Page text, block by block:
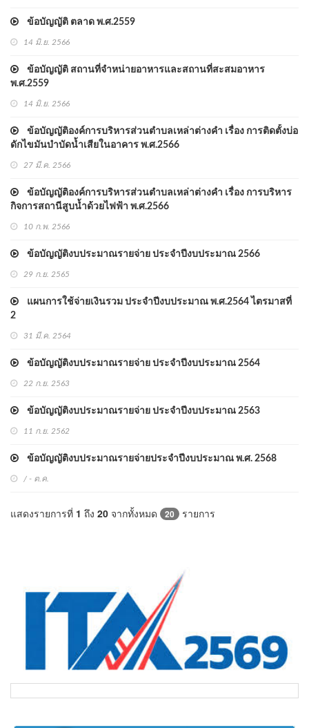
ข้อบัญญัติ ตลาด พ.ศ.2559
14 มิ.ย. 2566
ข้อบัญญัติ สถานที่จำหน่ายอาหารและสถานที่สะสมอาหาร
พ.ศ.2559
14 มิ.ย. 2566
ข้อบัญญัติองค์การบริหารส่วนตำบลเหล่าต่างคำ เรื่อง การติดตั้งบ่อ
ดักไขมันบำบัดน้ำเสียในอาคาร พ.ศ.2566
27 มี.ค. 2566
ข้อบัญญัติองค์การบริหารส่วนตำบลเหล่าต่างคำ เรื่อง การบริหาร
กิจการสถานีสูบน้ำด้วยไฟฟ้า พ.ศ.2566
10 ก.พ. 2566
ข้อบัญญัติงบประมาณรายจ่าย ประจําปีงบประมาณ 2566
29 ก.ย. 2565
แผนการใช้จ่ายเงินรวม ประจำปีงบประมาณ พ.ศ.2564 ไตรมาสที่
2
31 มี.ค. 2564
ข้อบัญญัติงบประมาณรายจ่าย ประจําปีงบประมาณ 2564
22 ก.ย. 2563
ข้อบัญญัติงบประมาณรายจ่าย ประจําปีงบประมาณ 2563
11 ก.ย. 2562
ข้อบัญญัติงบประมาณรายจ่ายประจำปีงบประมาณ พ.ศ. 2568
/ - ต.ค.
แสดงรายการที่ 1 ถึง 20 จากทั้งหมด 20 รายการ